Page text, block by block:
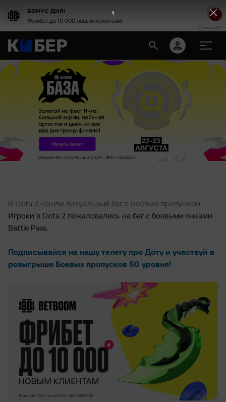
БОНУС ДНЯ!
Фрибет до 10 000 новым клиентам!
Реклама 18+
В Dota 2 нашли визуальный баг с Боевым пропуском.
Игроки в Dota 2 пожаловались на баг с боевыми очками
Battle Pass.
Подписывайся на нашу телегу про Доту и участвуй в
розыгрыше Боевых пропусков 50 уровня!
1